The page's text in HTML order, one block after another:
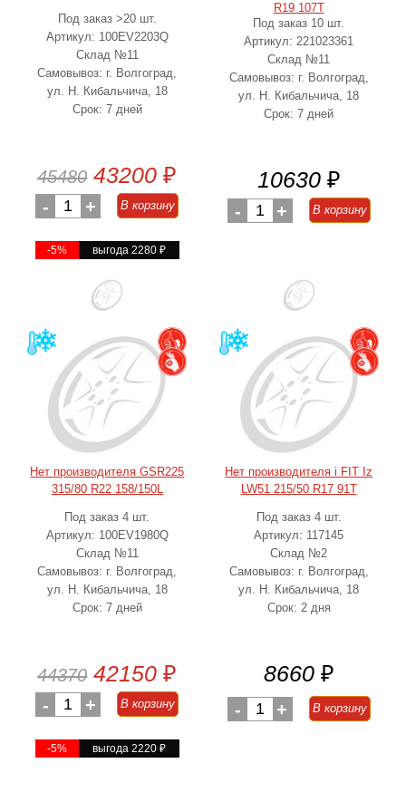
Под заказ >20 шт.
Артикул: 100EV2203Q
Склад №11
Самовывоз: г. Волгоград,
ул. Н. Кибальчича, 18
Срок: 7 дней
45480 43200 ₽
- 1 + В корзину
-5% выгода 2280 ₽
R19 107T
Под заказ 10 шт.
Артикул: 221023361
Склад №11
Самовывоз: г. Волгоград,
ул. Н. Кибальчича, 18
Срок: 7 дней
10630 ₽
- 1 + В корзину
Нет производителя GSR225
315/80 R22 158/150L
Под заказ 4 шт.
Артикул: 100EV1980Q
Склад №11
Самовывоз: г. Волгоград,
ул. Н. Кибальчича, 18
Срок: 7 дней
44370 42150 ₽
- 1 + В корзину
-5% выгода 2220 ₽
Нет производителя i FIT Iz
LW51 215/50 R17 91T
Под заказ 4 шт.
Артикул: 117145
Склад №2
Самовывоз: г. Волгоград,
ул. Н. Кибальчича, 18
Срок: 2 дня
8660 ₽
- 1 + В корзину